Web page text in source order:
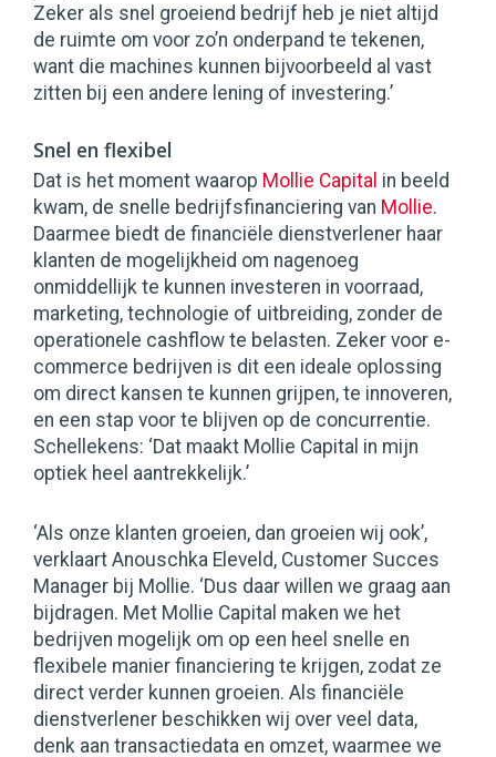
Zeker als snel groeiend bedrijf heb je niet altijd
de ruimte om voor zo’n onderpand te tekenen,
want die machines kunnen bijvoorbeeld al vast
zitten bij een andere lening of investering.’
Snel en flexibel
Dat is het moment waarop Mollie Capital in beeld
kwam, de snelle bedrijfsfinanciering van Mollie.
Daarmee biedt de financiële dienstverlener haar
klanten de mogelijkheid om nagenoeg
onmiddellijk te kunnen investeren in voorraad,
marketing, technologie of uitbreiding, zonder de
operationele cashflow te belasten. Zeker voor e-
commerce bedrijven is dit een ideale oplossing
om direct kansen te kunnen grijpen, te innoveren,
en een stap voor te blijven op de concurrentie.
Schellekens: ‘Dat maakt Mollie Capital in mijn
optiek heel aantrekkelijk.’
‘Als onze klanten groeien, dan groeien wij ook’,
verklaart Anouschka Eleveld, Customer Succes
Manager bij Mollie. ‘Dus daar willen we graag aan
bijdragen. Met Mollie Capital maken we het
bedrijven mogelijk om op een heel snelle en
flexibele manier financiering te krijgen, zodat ze
direct verder kunnen groeien. Als financiële
dienstverlener beschikken wij over veel data,
denk aan transactiedata en omzet, waarmee we